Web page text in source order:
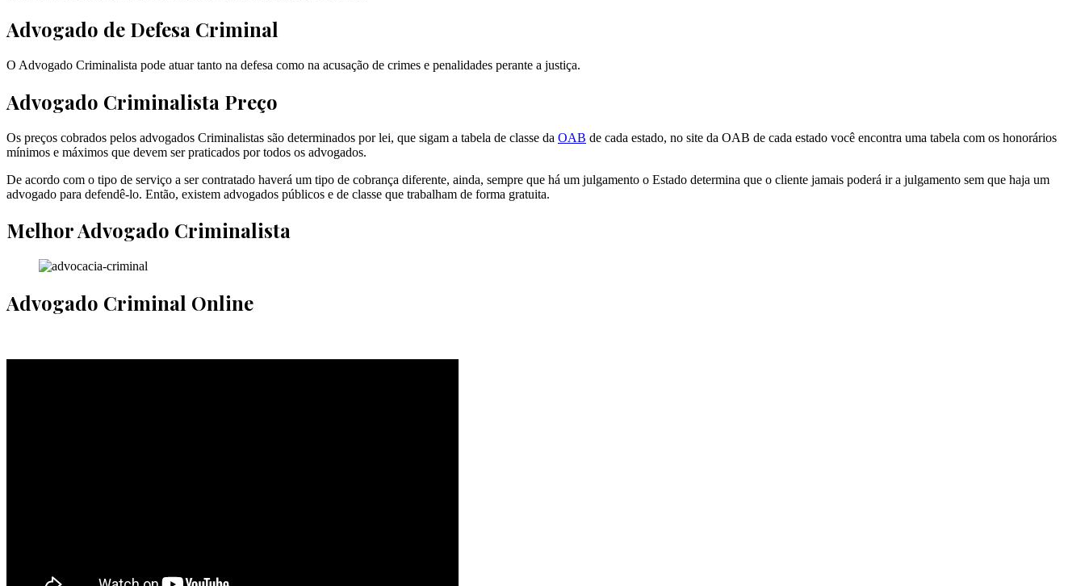
Advogado de Defesa Criminal
O Advogado Criminalista pode atuar tanto na defesa como na acusação de crimes e penalidades perante a justiça.
Advogado Criminalista Preço
Os preços cobrados pelos advogados Criminalistas são determinados por lei, que sigam a tabela de classe da OAB de cada estado, no site da OAB de cada estado você encontra uma tabela com os honorários
mínimos e máximos que devem ser praticados por todos os advogados.
De acordo com o tipo de serviço a ser contratado haverá um tipo de cobrança diferente, ainda, sempre que há um julgamento o Estado determina que o cliente jamais poderá ir a julgamento sem que haja um
advogado para defendê-lo. Então, existem advogados públicos e de classe que trabalham de forma gratuita.
Melhor Advogado Criminalista
Advogado Criminal Online